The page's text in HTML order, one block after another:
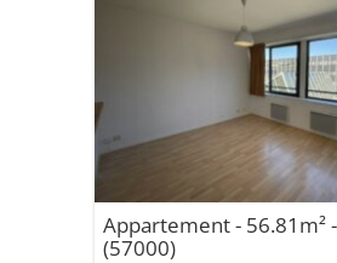
Appartement - 56.81m²
(57000)